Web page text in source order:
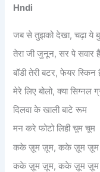
Hndi
जब से तुझको देखा, चढ़ा ये
तेरा जी जुनून, सर पे सवार
बॉडी तेरी बटर, फेयर स्किन
मेरे लिए बोलो, क्या सिग्नल
दिलवा के खाली बाटे रूम
मन करे फोटो लिही चूम चूम
कके ज़ूम ज़ूम, कके ज़ूम ज़ूम
कके ज़ूम ज़ूम, कके ज़ूम ज़ूम